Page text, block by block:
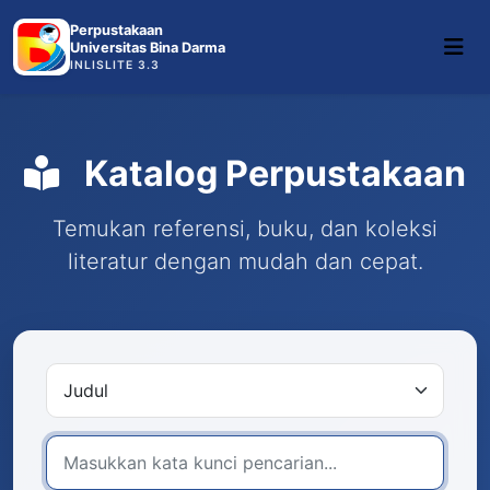
Perpustakaan
Universitas Bina Darma
INLISLITE 3.3
Katalog Perpustakaan
Temukan referensi, buku, dan koleksi
literatur dengan mudah dan cepat.